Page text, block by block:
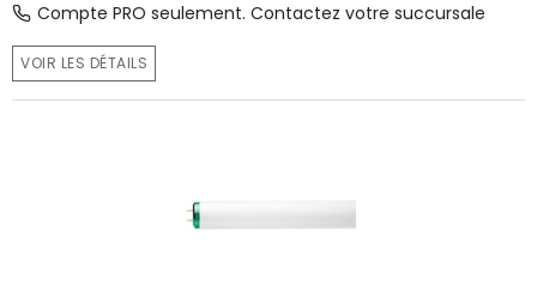
Compte PRO seulement. Contactez votre succursale
VOIR LES DÉTAILS